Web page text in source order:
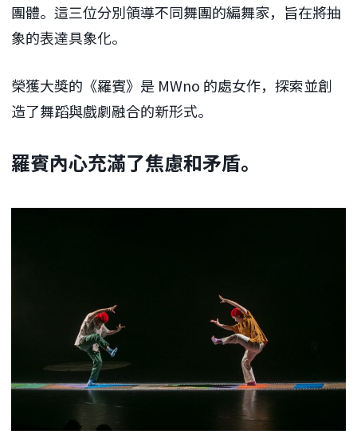
團體。這三位分別領導不同舞團的編舞家，旨在將抽
象的表達具象化。
榮獲大獎的《羅賓》是 MWno 的處女作，探索並創
造了舞蹈與戲劇融合的新形式。
羅賓內心充滿了焦慮和矛盾。